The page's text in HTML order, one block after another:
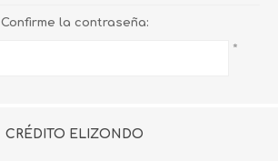
Confirme la contraseña:
*
CRÉDITO ELIZONDO